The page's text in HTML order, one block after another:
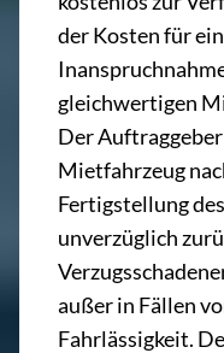
der Kosten für
gleichwertigen
Der
Mietfahrzeug
Fertigstellung
unverzüglich
außer in Fällen
Fahrlässigkeit.